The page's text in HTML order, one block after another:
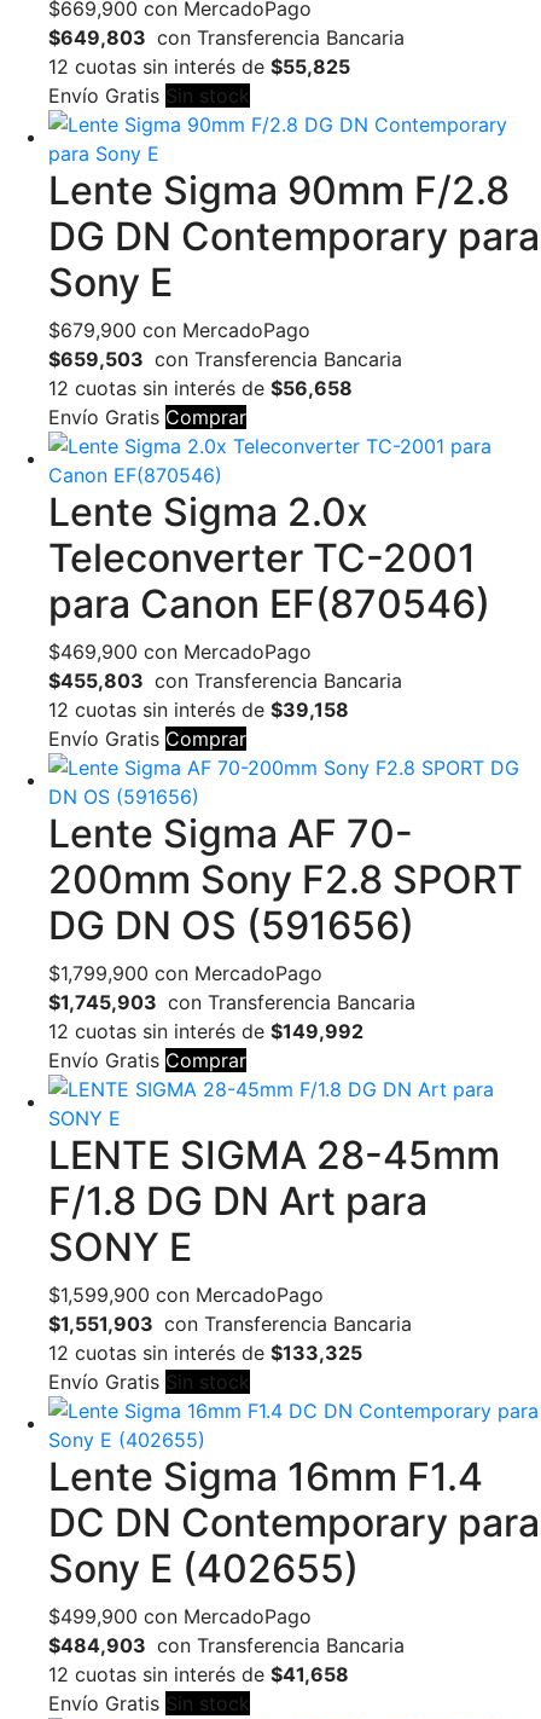
$669,900 con MercadoPago
$649,803 con Transferencia Bancaria
12 cuotas sin interés de $55,825
Envío Gratis Sin stock
Lente Sigma 90mm F/2.8
DG DN Contemporary para
Sony E
$679,900 con MercadoPago
$659,503 con Transferencia Bancaria
12 cuotas sin interés de $56,658
Envío Gratis Comprar
Lente Sigma 2.0x
Teleconverter TC-2001
para Canon EF(870546)
$469,900 con MercadoPago
$455,803 con Transferencia Bancaria
12 cuotas sin interés de $39,158
Envío Gratis Comprar
Lente Sigma AF 70-
200mm Sony F2.8 SPORT
DG DN OS (591656)
$1,799,900 con MercadoPago
$1,745,903 con Transferencia Bancaria
12 cuotas sin interés de $149,992
Envío Gratis Comprar
LENTE SIGMA 28-45mm
F/1.8 DG DN Art para
SONY E
$1,599,900 con MercadoPago
$1,551,903 con Transferencia Bancaria
12 cuotas sin interés de $133,325
Envío Gratis Sin stock
Lente Sigma 16mm F1.4
DC DN Contemporary para
Sony E (402655)
$499,900 con MercadoPago
$484,903 con Transferencia Bancaria
12 cuotas sin interés de $41,658
Envío Gratis Sin stock